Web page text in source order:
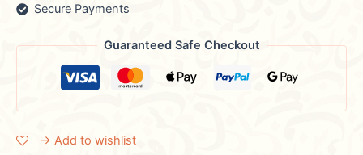
Secure Payments
Guaranteed Safe Checkout
→ Add to wishlist